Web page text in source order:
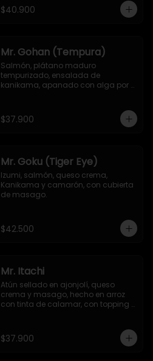
$40.900
Mr. Gohan (Tempura)
Salmón, plátano maduro
tempurizado, ensalada de
kanikama, apanado con alga por
$37.900
Mr. Goku (Tiger Eye)
Izumi, salmón, queso crema,
Kanikama y camarón, con cubierta
de masago.
$42.500
Mr. Itachi
Atún sellado en ajonjolí, queso
crema y masago, hecho en arroz
con tinta de calamar, con topping
$37.900